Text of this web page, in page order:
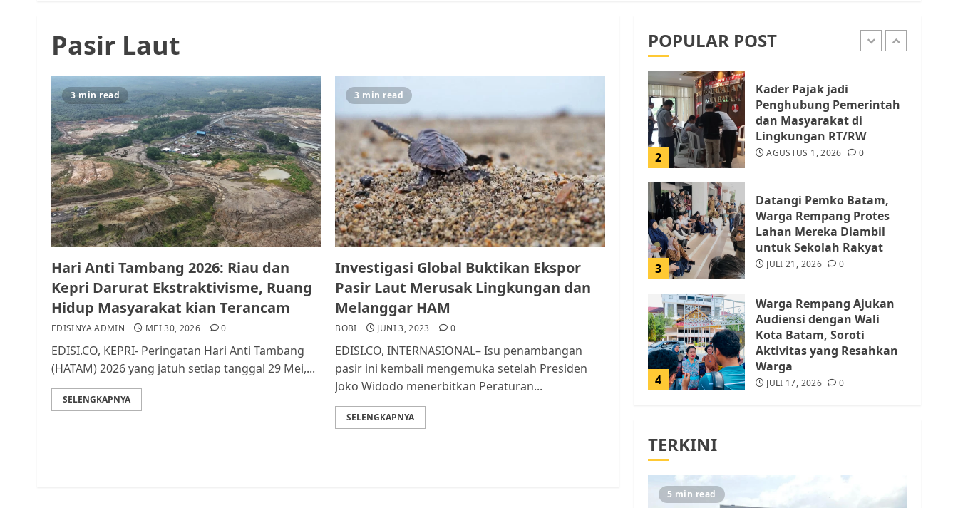
Pasir Laut
3 min read
Hari Anti Tambang 2026: Riau dan
Kepri Darurat Ekstraktivisme, Ruang
Hidup Masyarakat kian Terancam
EDISINYA ADMIN MEI 30, 2026 0
EDISI.CO, KEPRI- Peringatan Hari Anti Tambang
(HATAM) 2026 yang jatuh setiap tanggal 29 Mei,...
SELENGKAPNYA
3 min read
Investigasi Global Buktikan Ekspor
Pasir Laut Merusak Lingkungan dan
Melanggar HAM
BOBI JUNI 3, 2023 0
EDISI.CO, INTERNASIONAL– Isu penambangan
pasir ini kembali mengemuka setelah Presiden
Joko Widodo menerbitkan Peraturan...
SELENGKAPNYA
POPULAR POST
1 AGUSTUS 1, 2026
2
Kader Pajak jadi
Penghubung Pemerintah
dan Masyarakat di
Lingkungan RT/RW
AGUSTUS 1, 2026 0
3
Datangi Pemko Batam,
Warga Rempang Protes
Lahan Mereka Diambil
untuk Sekolah Rakyat
JULI 21, 2026 0
4
Warga Rempang Ajukan
Audiensi dengan Wali
Kota Batam, Soroti
Aktivitas yang Resahkan
Warga
JULI 17, 2026 0
5 JULI 15, 2026
TERKINI
5 min read